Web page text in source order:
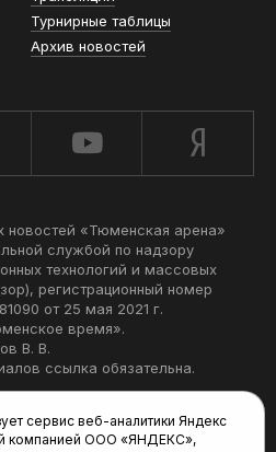
Турнирные таблицы
Архив новостей
новостей «Тюменская арена»
службой по надзору
технологий и массовых
регистрационный номер
от 25 мая 2021 г.
время».
В. В.
ссылка обязательна.
сервис веб-аналитики Яндекс
компанией ООО «ЯНДЕКС»,